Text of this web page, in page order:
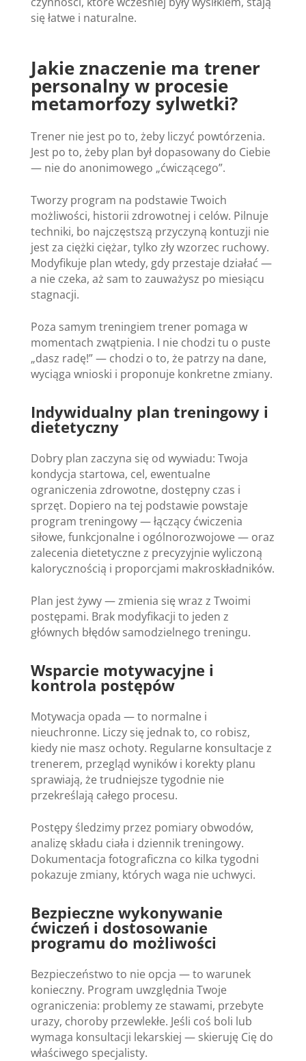
się łatwe i naturalne.
Jakie znaczenie ma trener
personalny w procesie
metamorfozy sylwetki?
Trener nie jest po to, żeby liczyć powtórzenia.
Jest po to, żeby plan był dopasowany do Ciebie
— nie do anonimowego „ćwiczącego”.
Tworzy program na podstawie Twoich
możliwości, historii zdrowotnej i celów. Pilnuje
techniki, bo najczęstszą przyczyną kontuzji nie
jest za ciężki ciężar, tylko zły wzorzec ruchowy.
Modyfikuje plan wtedy, gdy przestaje działać —
a nie czeka, aż sam to zauważysz po miesiącu
stagnacji.
Poza samym treningiem trener pomaga w
momentach zwątpienia. I nie chodzi tu o puste
„dasz radę!” — chodzi o to, że patrzy na dane,
wyciąga wnioski i proponuje konkretne zmiany.
Indywidualny plan treningowy i
dietetyczny
Dobry plan zaczyna się od wywiadu: Twoja
kondycja startowa, cel, ewentualne
ograniczenia zdrowotne, dostępny czas i
sprzęt. Dopiero na tej podstawie powstaje
program treningowy — łączący ćwiczenia
siłowe, funkcjonalne i ogólnorozwojowe — oraz
zalecenia dietetyczne z precyzyjnie wyliczoną
kalorycznością i proporcjami makroskładników.
Plan jest żywy — zmienia się wraz z Twoimi
postępami. Brak modyfikacji to jeden z
głównych błędów samodzielnego treningu.
Wsparcie motywacyjne i
kontrola postępów
Motywacja opada — to normalne i
nieuchronne. Liczy się jednak to, co robisz,
kiedy nie masz ochoty. Regularne konsultacje z
trenerem, przegląd wyników i korekty planu
sprawiają, że trudniejsze tygodnie nie
przekreślają całego procesu.
Postępy śledzimy przez pomiary obwodów,
analizę składu ciała i dziennik treningowy.
Dokumentacja fotograficzna co kilka tygodni
pokazuje zmiany, których waga nie uchwyci.
Bezpieczne wykonywanie
ćwiczeń i dostosowanie
programu do możliwości
Bezpieczeństwo to nie opcja — to warunek
konieczny. Program uwzględnia Twoje
ograniczenia: problemy ze stawami, przebyte
urazy, choroby przewlekłe. Jeśli coś boli lub
wymaga konsultacji lekarskiej — skieruję Cię do
właściwego specjalisty.